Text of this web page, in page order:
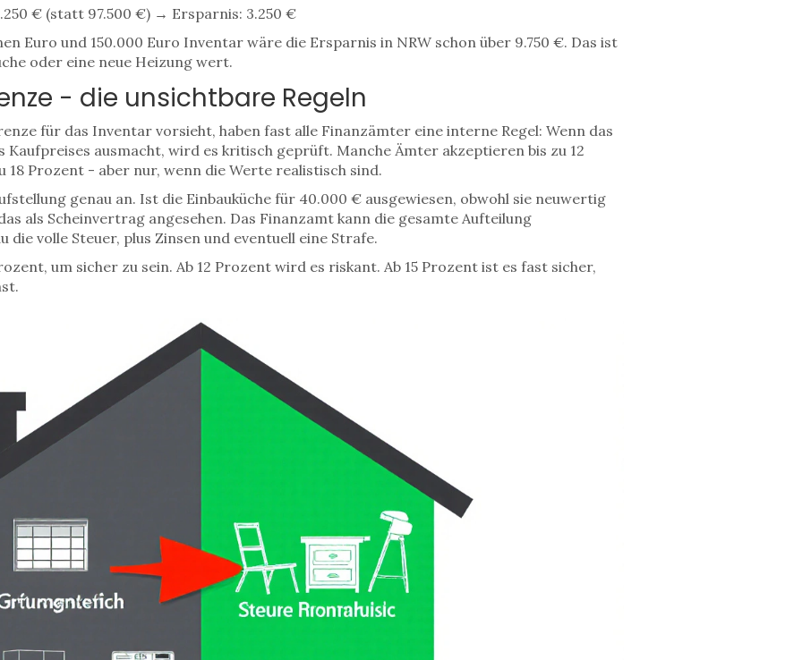
€ (statt 97.500 €) → Ersparnis: 3.250 €
Euro und 150.000 Euro Inventar wäre die Ersparnis in NRW schon über 9.750 €. Das ist
oder eine neue Heizung wert.
- die unsichtbare Regeln
für das Inventar vorsieht, haben fast alle Finanzämter eine interne Regel: Wenn das
Kaufpreises ausmacht, wird es kritisch geprüft. Manche Ämter akzeptieren bis zu 12
Prozent - aber nur, wenn die Werte realistisch sind.
genau an. Ist die Einbauküche für 40.000 € ausgewiesen, obwohl sie neuwertig
als Scheinvertrag angesehen. Das Finanzamt kann die gesamte Aufteilung
die volle Steuer, plus Zinsen und eventuell eine Strafe.
um sicher zu sein. Ab 12 Prozent wird es riskant. Ab 15 Prozent ist es fast sicher,